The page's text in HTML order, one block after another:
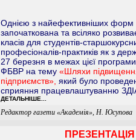
Однією з найефективніших форм
започаткована та всіляко
класів для студентів-
професіоналів-практиків як з
27 березня в межах цієї
ФБВР на тему «Шляхи
підприємств», який було
сприяння працевлаштуванню
ДЕТАЛЬНІШЕ...
Редактор газети «Академія», Н. Юсупова